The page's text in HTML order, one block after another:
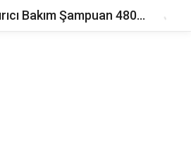
İpek Arındırıcı Bakım Şampuan 480ml